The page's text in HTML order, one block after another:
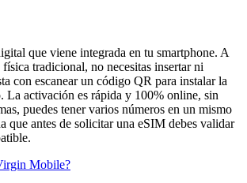
que viene integrada en tu smartphone. A
tradicional, no necesitas insertar ni
con escanear un código QR para instalar la
La activación es rápida y 100% online, sin
puedes tener varios números en un mismo
que antes de solicitar una eSIM debes validar
Mobile?